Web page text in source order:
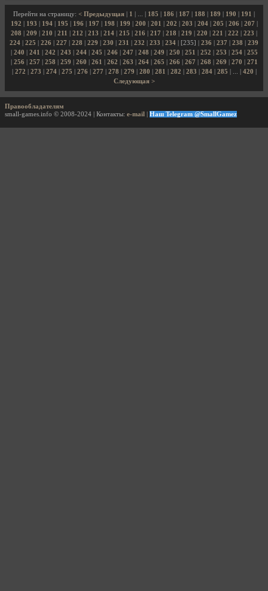
Перейти на страницу: < Предыдущая 1 185 186 187 188 189 190 191
192
193 194| 195 196 197 198 199 200 201 202 203 204| 205 206 207
208
209 210 211 212 213 214 215 216 217 218 219 220 221 222 223
224
225 226 227 228 229 230 231 232 233 234 | [235] | 236 237 238
239
240 241 242 243 244| 245 246 247 248 249 250 251 252 253 254| 255
256 257 258 259 260 261 262 263 264| 265 266 267 268 269 270
271
272 273 274| 275 276 277 278 279 280 281 282 283 284| 285 420
Следующая >
Правообладателям
small-games.info © 2008-2024 | Контакты: e-mail Наш Telegram @SmallGamez